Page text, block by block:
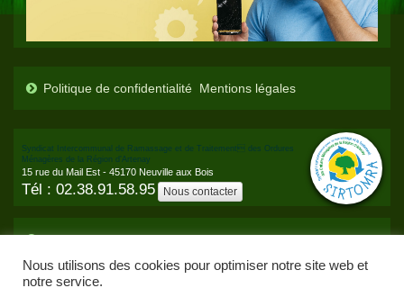
Politique de confidentialité Mentions légales
Syndicat Intercommunal de Ramassage et de Traitement des Ordures
Ménagères de la Région d’Artenay
15 rue du Mail Est - 45170 Neuville aux Bois
Tél : 02.38.91.58.95 Nous contacter
Présentation Que faire de nos déchets ? Que deviennent
nos déchets ?
L’ambassadeur du tri Nous joindre
Nous utilisons des cookies pour optimiser notre site web et
notre service.